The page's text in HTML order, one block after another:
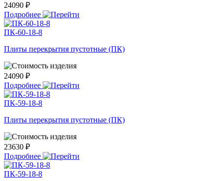
24090 ₽
Подробнее
ПК-60-18-8
Плиты перекрытия пустотные (ПК)
24090 ₽
Подробнее
ПК-59-18-8
Плиты перекрытия пустотные (ПК)
23630 ₽
Подробнее
ПК-59-18-8